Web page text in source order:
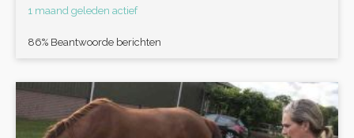
1 maand geleden actief
86% Beantwoorde berichten